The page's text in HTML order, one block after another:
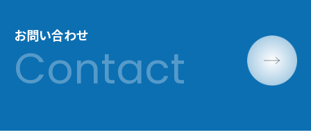
お問い合わせ